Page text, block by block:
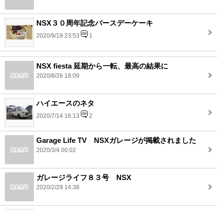
NSX３０周年記念バースデーケーキ
2020/9/19 23:53 1
NSX fiesta 延期から一転、最高の結果に
2020/8/26 18:09
ハイエースのネタ
2020/7/14 16:13 2
Garage Life TV NSXガレージが掲載されました
2020/3/4 00:02
ガレージライフ８３号 NSX
2020/2/29 14:38